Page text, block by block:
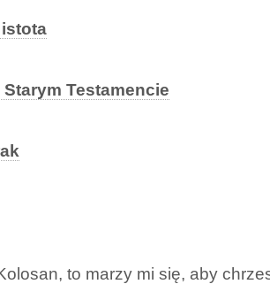
istota
Starym Testamencie
to marzy mi się, aby